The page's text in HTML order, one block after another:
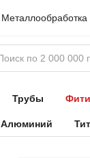
Металлообработка
Трубы
Алюминий